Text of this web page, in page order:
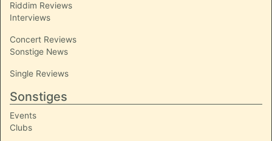
Riddim Reviews
Interviews
Concert Reviews
Sonstige News
Single Reviews
Sonstiges
Events
Clubs